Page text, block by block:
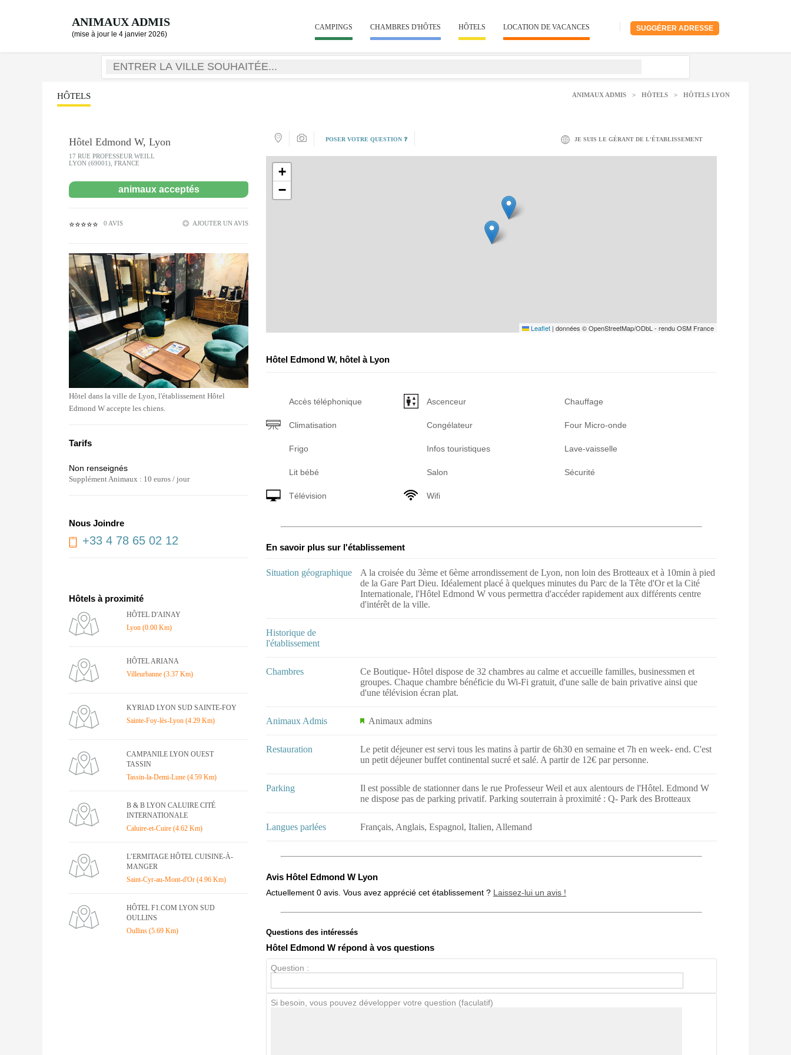
ANIMAUX ADMIS
(mise à jour le 4 janvier 2026)
SUGGÉRER ADRESSE
CAMPINGS CHAMBRES D'HÔTES HÔTELS LOCATION DE VACANCES
HÔTELS ANIMAUX ADMIS > HÔTELS > HÔTELS LYON
Hôtel Edmond W, Lyon
17 RUE PROFESSEUR WEILL
LYON (69001), FRANCE
animaux acceptés
⭐⭐⭐⭐⭐ 0 AVIS AJOUTER UN AVIS
Hôtel dans la ville de Lyon, l'établissement Hôtel
Edmond W accepte les chiens.
Tarifs
Non renseignés
Supplément Animaux : 10 euros / jour
Nous Joindre
+33 4 78 65 02 12
Hôtels à proximité
HÔTEL D'AINAY
Lyon (0.00 Km)
HÔTEL ARIANA
Villeurbanne (3.37 Km)
KYRIAD LYON SUD SAINTE-FOY
Sainte-Foy-lès-Lyon (4.29 Km)
CAMPANILE LYON OUEST
TASSIN
Tassin-la-Demi-Lune (4.59 Km)
B & B LYON CALUIRE CITÉ
INTERNATIONALE
Caluire-et-Cuire (4.62 Km)
L’ERMITAGE HÔTEL CUISINE-À-
MANGER
Saint-Cyr-au-Mont-d'Or (4.96 Km)
HÔTEL F1.COM LYON SUD
OULLINS
Oullins (5.69 Km)
POSER VOTRE QUESTION ❓ JE SUIS LE GÉRANT DE L'ÉTABLISSEMENT
+
−
Leaflet | données © OpenStreetMap/ODbL - rendu OSM France
Hôtel Edmond W, hôtel à Lyon
Accès téléphonique Ascenceur Chauffage
Climatisation Congélateur Four Micro-onde
Frigo Infos touristiques Lave-vaisselle
Lit bébé Salon Sécurité
Télévision Wifi
En savoir plus sur l'établissement
Situation géographique
A la croisée du 3ème et 6ème arrondissement de Lyon, non loin des Brotteaux et à 10min à pied
de la Gare Part Dieu. Idéalement placé à quelques minutes du Parc de la Tête d'Or et la Cité
Internationale, l'Hôtel Edmond W vous permettra d'accéder rapidement aux différents centre
d'intérêt de la ville.
Historique de
l'établissement
Chambres
Ce Boutique- Hôtel dispose de 32 chambres au calme et accueille familles, businessmen et
groupes. Chaque chambre bénéficie du Wi-Fi gratuit, d'une salle de bain privative ainsi que
d'une télévision écran plat.
Animaux Admis Animaux admins
Restauration
Le petit déjeuner est servi tous les matins à partir de 6h30 en semaine et 7h en week- end. C'est
un petit déjeuner buffet continental sucré et salé. A partir de 12€ par personne.
Parking
Il est possible de stationner dans le rue Professeur Weil et aux alentours de l'Hôtel. Edmond W
ne dispose pas de parking privatif. Parking souterrain à proximité : Q- Park des Brotteaux
Langues parlées Français, Anglais, Espagnol, Italien, Allemand
Avis Hôtel Edmond W Lyon
Actuellement 0 avis. Vous avez apprécié cet établissement ? Laissez-lui un avis !
Note globale
Avis Clients
Questions des intéressés
Hôtel Edmond W répond à vos questions
Question :
Si besoin, vous pouvez développer votre question (faculatif)